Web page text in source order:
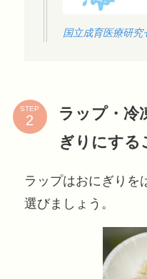
国立成育医療研究
STEP
ラップ・冷
ぎりにする
ラップはおにぎりを
選びましょう。